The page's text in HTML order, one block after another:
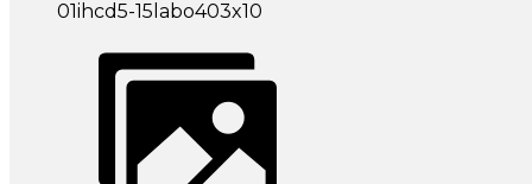
01ihcd5-15labo403x10